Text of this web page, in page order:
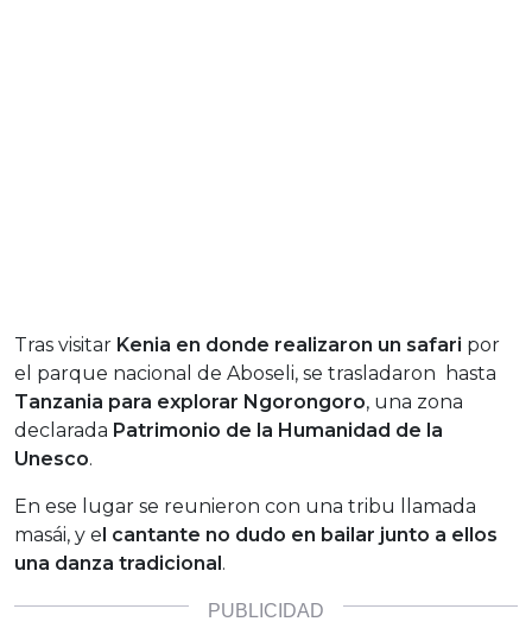
Tras visitar Kenia en donde realizaron un safari por
el parque nacional de Aboseli, se trasladaron hasta
Tanzania para explorar Ngorongoro, una zona
declarada Patrimonio de la Humanidad de la
Unesco.
En ese lugar se reunieron con una tribu llamada
masái, y el cantante no dudo en bailar junto a ellos
una danza tradicional.